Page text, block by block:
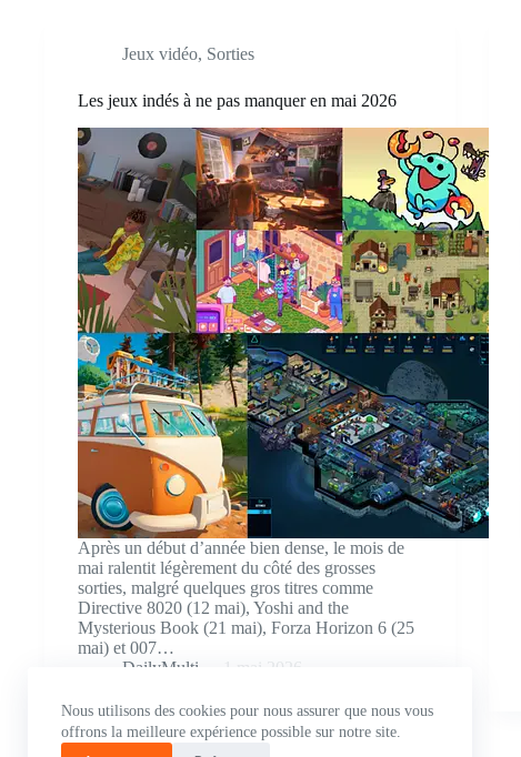
Nous utilisons des cookies pour nous assurer que nous vous
offrons la meilleure expérience possible sur notre site.
Jeux vidéo, Sorties
Les jeux indés à ne pas manquer en mai 2026
Après un début d’année bien dense, le mois de
mai ralentit légèrement du côté des grosses
sorties, malgré quelques gros titres comme
Directive 8020 (12 mai), Yoshi and the
Mysterious Book (21 mai), Forza Horizon 6 (25
mai) et 007…
DailyMulti
1 mai 2026